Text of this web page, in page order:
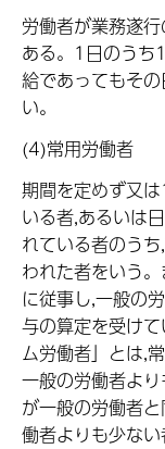
労働者が業務遂
ある。1日のうち
給であってもそ
い。
(4)常用労働者
期間を定めず又
いる者,あるいは
れている者のう
われた者をいう
に従事し,一般の
与の算定を受け
ム労働者」とは,
一般の労働者よ
が一般の労働者
働者よりも少ない